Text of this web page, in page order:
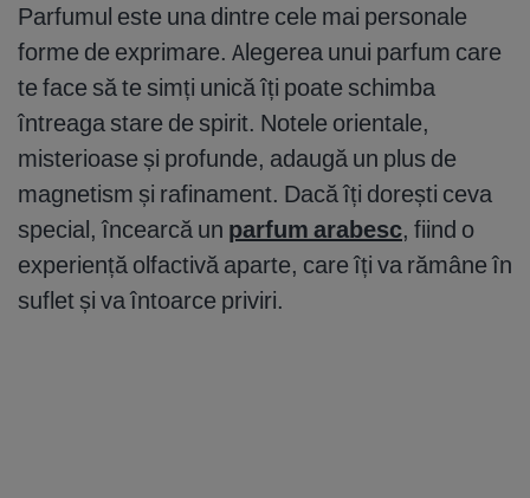
Parfumul este una dintre cele mai personale
forme de exprimare. Alegerea unui parfum care
te face să te simți unică îți poate schimba
întreaga stare de spirit. Notele orientale,
misterioase și profunde, adaugă un plus de
magnetism și rafinament. Dacă îți dorești ceva
special, încearcă un parfum arabesc, fiind o
experiență olfactivă aparte, care îți va rămâne în
suflet și va întoarce priviri.